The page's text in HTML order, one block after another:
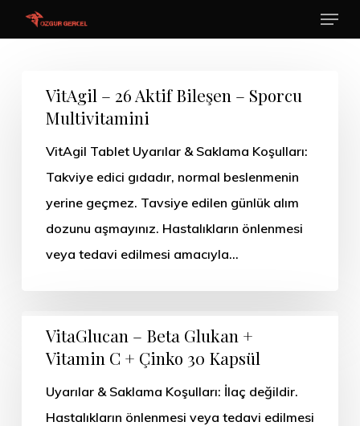
to
Menu
VitAgil – 26 Aktif Bileşen – Sporcu
Multivitamini
VitAgil Tablet Uyarılar & Saklama Koşulları:
Takviye edici gıdadır, normal beslenmenin
yerine geçmez. Tavsiye edilen günlük alım
dozunu aşmayınız. Hastalıkların önlenmesi
veya tedavi edilmesi amacıyla…
VitaGlucan – Beta Glukan +
Vitamin C + Çinko 30 Kapsül
Uyarılar & Saklama Koşulları: İlaç değildir.
Hastalıkların önlenmesi veya tedavi edilmesi